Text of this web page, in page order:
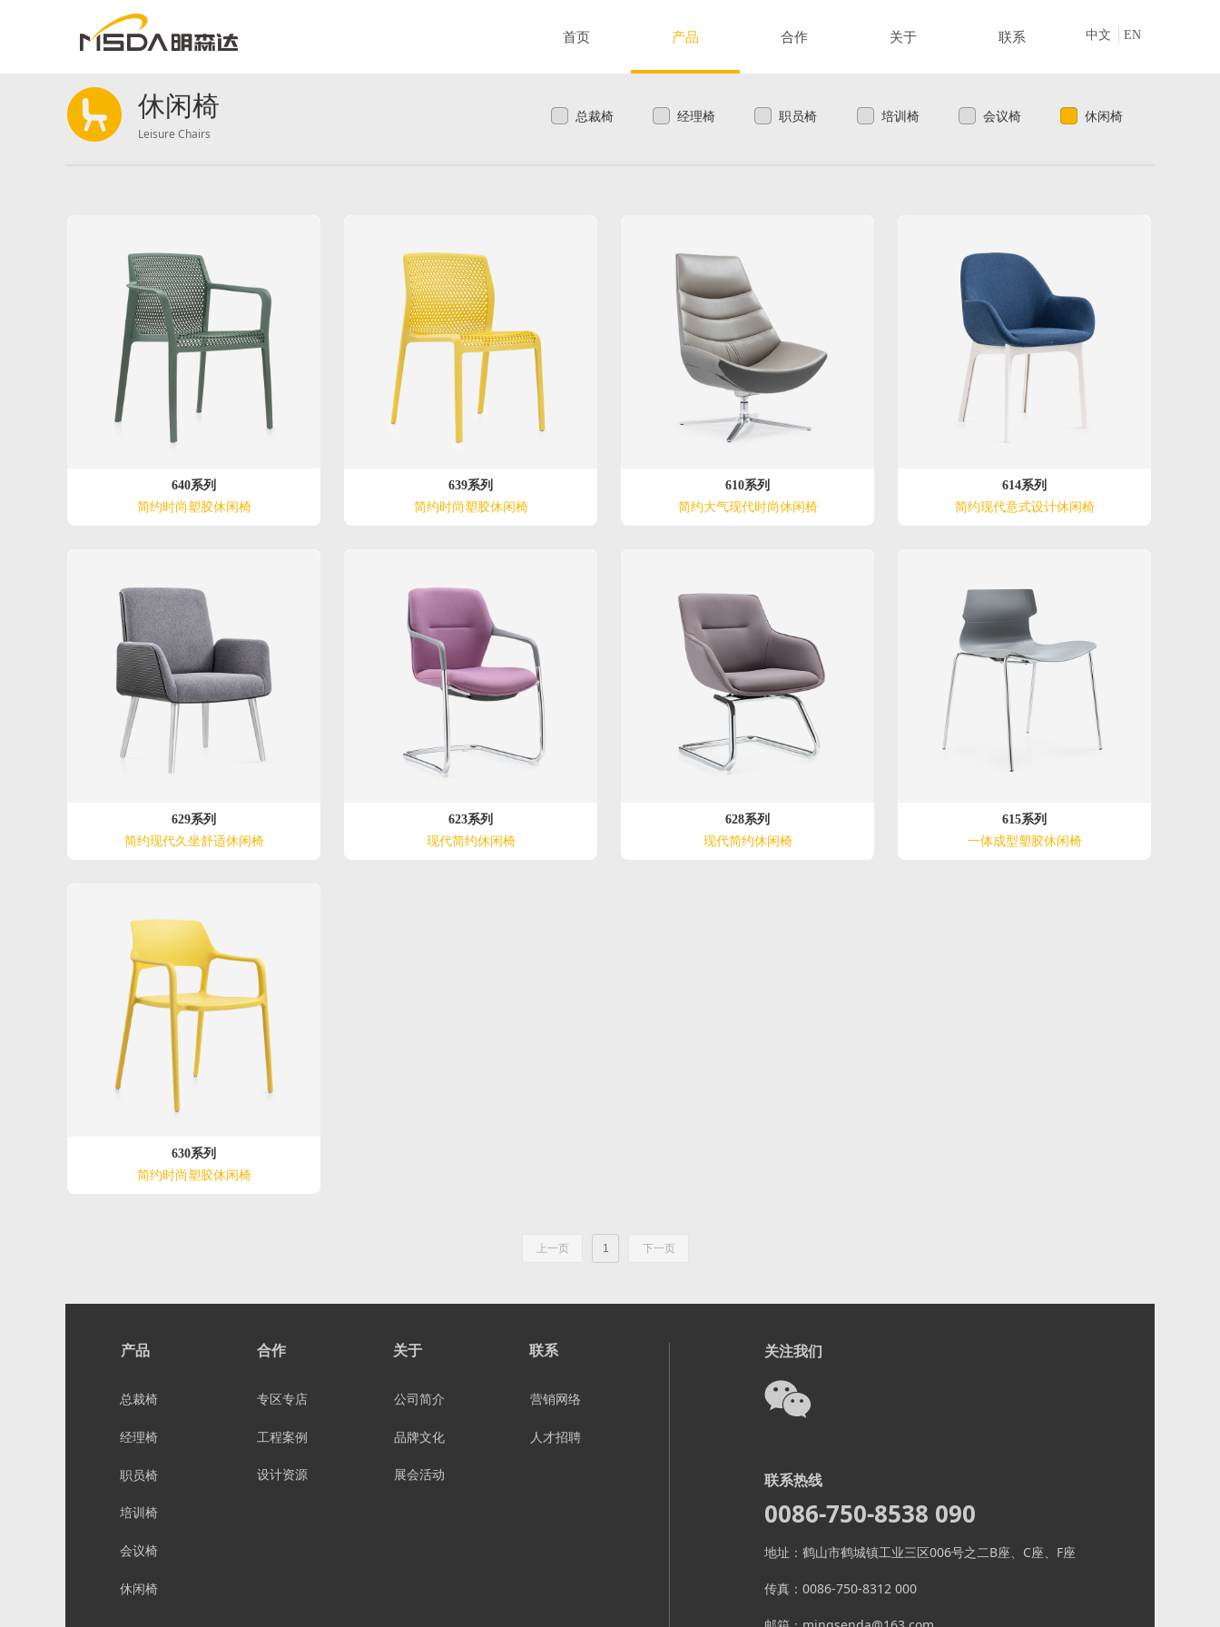
首页 产品 合作 关于 联系 中文 EN
休闲椅
Leisure Chairs
总裁椅 经理椅 职员椅 培训椅 会议椅 休闲椅
640系列
简约时尚塑胶休闲椅
639系列
简约时尚塑胶休闲椅
610系列
简约大气现代时尚休闲椅
614系列
简约现代意式设计休闲椅
629系列
简约现代久坐舒适休闲椅
623系列
现代简约休闲椅
628系列
现代简约休闲椅
615系列
一体成型塑胶休闲椅
630系列
简约时尚塑胶休闲椅
上一页 1 下一页
产品 合作 关于 联系
地址：鹤山市鹤城镇工业三区006号之二B座、C座、F座
传真：0086-750-8312 000
关注我们
너
0086-750-8538 090
公司简介
品牌文化
展会活动
专区专店
工程案例
设计资源
总裁椅
经理椅
职员椅
培训椅
会议椅
休闲椅
营销网络
人才招聘
联系热线